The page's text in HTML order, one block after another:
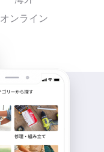
オンライン